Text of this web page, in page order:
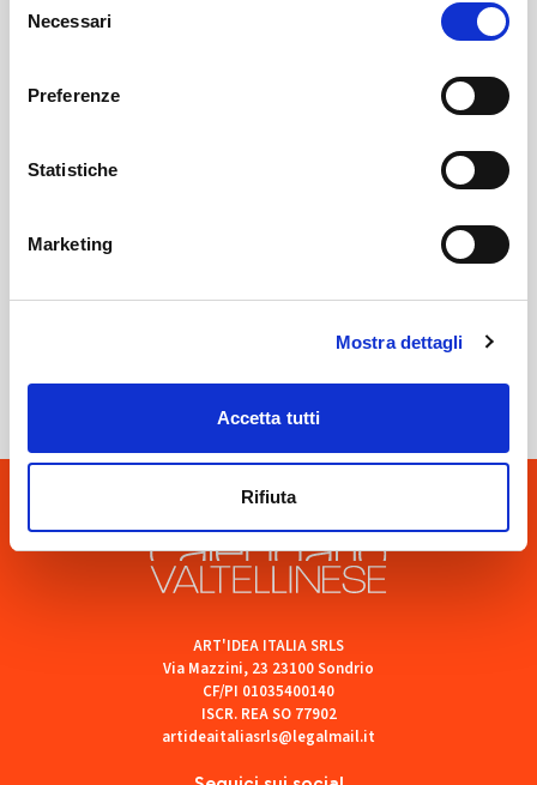
delNecessari
Preferenze
Statistiche
Marketing
Mostra dettagli
Accetta tutti
Rifiuta
melazzini-mazza-2/
Sondrio Necrologi
SOF Società Onoranze Funebri
ART'IDEA ITALIA SRLS
Via Mazzini, 23 23100 Sondrio
CF/PI 01035400140
ISCR. REA SO 77902
artideaitaliasrls@legalmail.it